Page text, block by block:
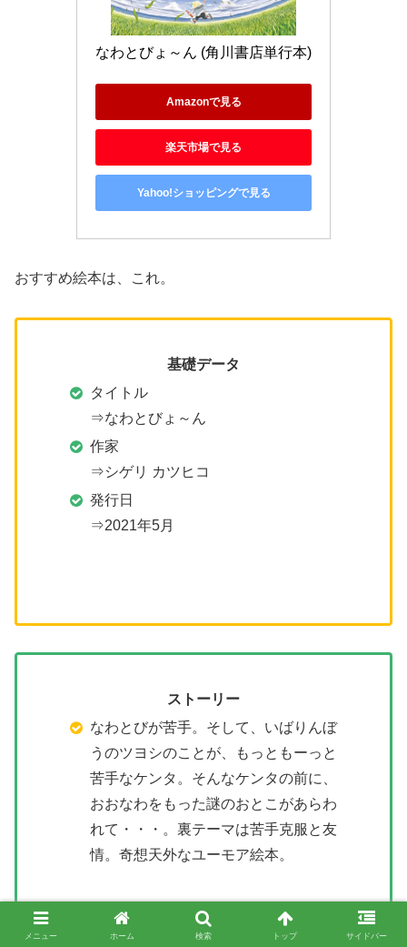
なわとびょ～ん (角川書店単行本)
Amazonで見る
楽天市場で見る
Yahoo!ショッピングで見る
おすすめ絵本は、これ。
基礎データ
タイトル
⇒なわとびょ～ん
作家
⇒シゲリ カツヒコ
発行日
⇒2021年5月
ストーリー
なわとびが苦手。そして、いばりんぼ
うのツヨシのことが、もっともーっと
苦手なケンタ。そんなケンタの前に、
おおなわをもった謎のおとこがあらわ
れて・・・。裏テーマは苦手克服と友
情。奇想天外なユーモア絵本。
メニュー ホーム 検索 トップ サイドバー